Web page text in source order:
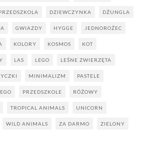
DZIEWCZYNKA DŻUNGLA
GWIAZDY HYGGE JEDNOROŻEC
KOLORY KOSMOS KOT
LAS LEGO LEŚNE ZWIERZĘTA
MINIMALIZM PASTELE
PRZEDSZKOLE RÓŻOWY
TROPICAL ANIMALS UNICORN
WILD ANIMALS ZA DARMO ZIELONY